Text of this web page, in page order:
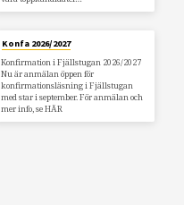
Konfa 2026/2027
Konfirmation i Fjällstugan 2026/2027
Nu är anmälan öppen för
konfirmationsläsning i Fjällstugan
med star i september. För anmälan och
mer info, se HÄR